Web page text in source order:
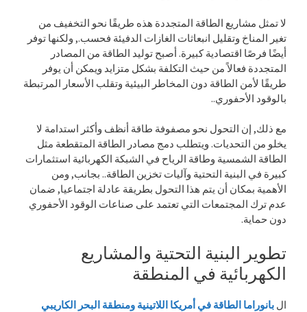
لا تمثل مشاريع الطاقة المتجددة هذه طريقًا نحو التخفيف من
تغير المناخ وتقليل انبعاثات الغازات الدفيئة فحسب., ولكنها توفر
أيضًا فرصًا اقتصادية كبيرة. أصبح توليد الطاقة من المصادر
المتجددة فعالاً من حيث التكلفة بشكل متزايد ويمكن أن يوفر
طريقًا لأمن الطاقة دون المخاطر البيئية وتقلب الأسعار المرتبطة
بالوقود الأحفوري..
مع ذلك, إن التحول نحو مصفوفة طاقة أنظف وأكثر استدامة لا
يخلو من التحديات. ويتطلب دمج مصادر الطاقة المتقطعة مثل
الطاقة الشمسية وطاقة الرياح في الشبكة الكهربائية استثمارات
كبيرة في البنية التحتية وآليات تخزين الطاقة.. بجانب, ومن
الأهمية بمكان أن يتم هذا التحول بطريقة عادلة اجتماعيا, ضمان
عدم ترك المجتمعات التي تعتمد على صناعات الوقود الأحفوري
دون حماية.
تطوير البنية التحتية والمشاريع
الكهربائية في المنطقة
ال بانوراما الطاقة في أمريكا اللاتينية ومنطقة البحر الكاريبي